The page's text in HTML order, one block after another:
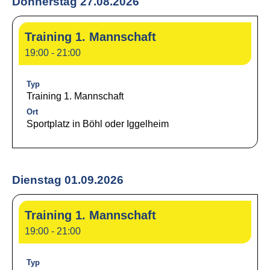
Training 1. Mannschaft
19:00 - 21:00
Typ
Training 1. Mannschaft
Ort
Sportplatz in Böhl oder Iggelheim
Dienstag 01.09.2026
Training 1. Mannschaft
19:00 - 21:00
Typ